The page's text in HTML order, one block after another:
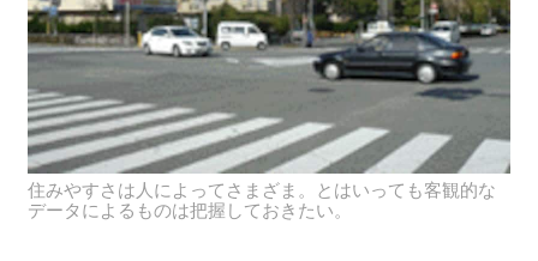
住みやすさは人によってさまざま。とはいっても客観的な
データによるものは把握しておきたい。